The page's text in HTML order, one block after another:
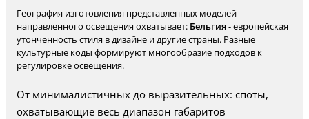
География изготовления представленных моделей
направленного освещения охватывает: Бельгия- европейская
утонченность стиля в дизайне и другие страны. Разные
культурные коды формируют многообразие подходов к
регулировке освещения.
От минималистичных до выразительных: споты,
охватывающие весь диапазон габаритов